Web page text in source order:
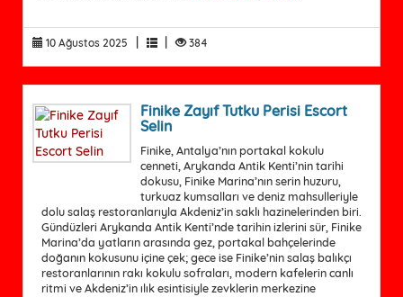
10 Ağustos 2025 | | 384
Finike Zayıf Tutku Perisi Escort
Selin
Finike, Antalya’nın portakal kokulu
cenneti, Arykanda Antik Kenti’nin tarihi
dokusu, Finike Marina’nın serin huzuru,
turkuaz kumsalları ve deniz mahsulleriyle
dolu salaş restoranlarıyla Akdeniz’in saklı hazinelerinden biri.
Gündüzleri Arykanda Antik Kenti’nde tarihin izlerini sür, Finike
Marina’da yatların arasında gez, portakal bahçelerinde
doğanın kokusunu içine çek; gece ise Finike’nin salaş balıkçı
restoranlarının rakı kokulu sofraları, modern kafelerin canlı
ritmi ve Akdeniz’in ılık esintisiyle zevklerin merkezine